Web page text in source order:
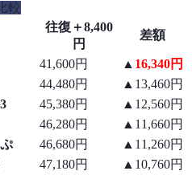
較
往復＋8,400
円
差額
41,600円 ▲ 16,340円
44,480円
▲13,460円
45,380円
▲12,560円
46,280円
▲11,660円
46,680円
▲11,260円
47,180円
▲10,760円